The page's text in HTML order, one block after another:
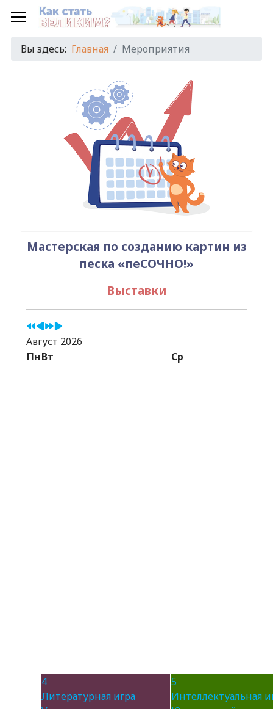
Вы здесь: Главная Мероприятия
Мастерская по созданию картин из
песка «пеСОЧНО!»
Выставки
годмесяц
годмесяц
Август 2026
ПнВт Ср
4
Литературная игра
5
Интеллектуальная